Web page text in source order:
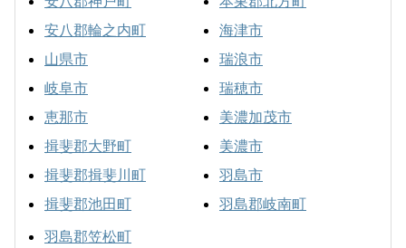
安八郡輪之内町
山県市
岐阜市
恵那市
揖斐郡大野町
揖斐郡揖斐川町
揖斐郡池田町
海津市
瑞浪市
瑞穂市
美濃加茂市
美濃市
羽島市
羽島郡岐南町
羽島郡笠松町